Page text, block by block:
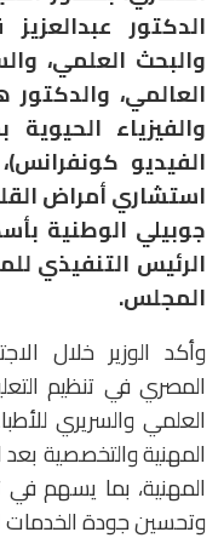
الدكتور
والبحث العلمي،
العالمي،
والفيزياء الحيوية
الفيديو
استشاري أمراض
جوبيلي الوطنية
الرئيس التنفيذي
المجلس.
وأكد الوزير خلال
المصري في تنظيم
العلمي والسريري
المهنية والتخصصية
المهنية، بما يسهم
وتحسين جودة الخدمات